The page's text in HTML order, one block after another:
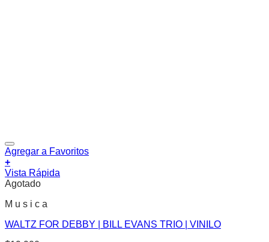
Agregar a Favoritos
+
Vista Rápida
Agotado
M u s i c a
WALTZ FOR DEBBY | BILL EVANS TRIO | VINILO